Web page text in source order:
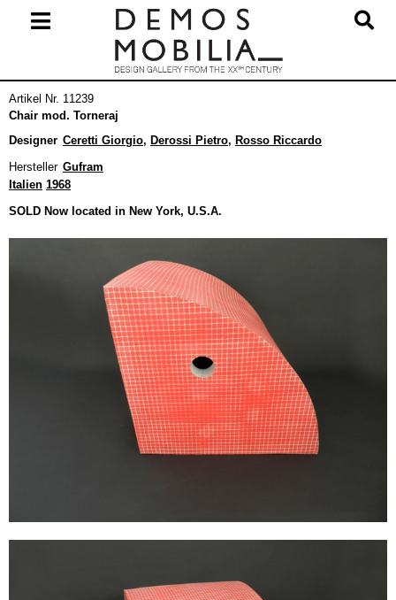
Navigation
Artikel Nr. 11239
Chair mod. Torneraj
Designer Ceretti Giorgio, Derossi Pietro, Rosso Riccardo
Hersteller Gufram
Italien 1968
SOLD Now located in New York, U.S.A.